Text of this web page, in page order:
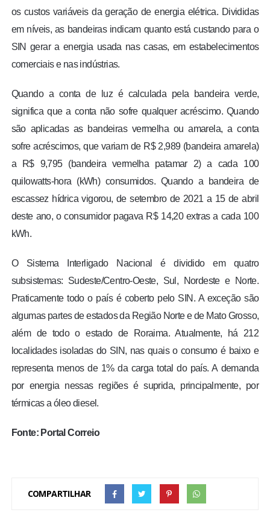
os custos variáveis da geração de energia elétrica. Divididas
em níveis, as bandeiras indicam quanto está custando para o
SIN gerar a energia usada nas casas, em estabelecimentos
comerciais e nas indústrias.
Quando a conta de luz é calculada pela bandeira verde,
significa que a conta não sofre qualquer acréscimo. Quando
são aplicadas as bandeiras vermelha ou amarela, a conta
sofre acréscimos, que variam de R$ 2,989 (bandeira amarela)
a R$ 9,795 (bandeira vermelha patamar 2) a cada 100
quilowatts-hora (kWh) consumidos. Quando a bandeira de
escassez hídrica vigorou, de setembro de 2021 a 15 de abril
deste ano, o consumidor pagava R$ 14,20 extras a cada 100
kWh.
O Sistema Interligado Nacional é dividido em quatro
subsistemas: Sudeste/Centro-Oeste, Sul, Nordeste e Norte.
Praticamente todo o país é coberto pelo SIN. A exceção são
algumas partes de estados da Região Norte e de Mato Grosso,
além de todo o estado de Roraima. Atualmente, há 212
localidades isoladas do SIN, nas quais o consumo é baixo e
representa menos de 1% da carga total do país. A demanda
por energia nessas regiões é suprida, principalmente, por
térmicas a óleo diesel.
Fonte: Portal Correio
COMPARTILHAR